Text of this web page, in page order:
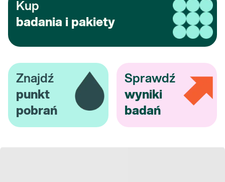
Znajdź
punkt
pobrań
Kup
badania i pakiety
Sprawdź
wyniki
badań